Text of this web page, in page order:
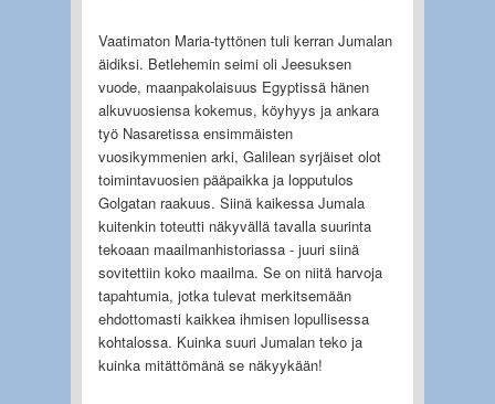
Vaatimaton Maria-tyttönen tuli kerran Jumalan
äidiksi. Betlehemin seimi oli Jeesuksen
vuode, maanpakolaisuus Egyptissä hänen
alkuvuosiensa kokemus, köyhyys ja ankara
työ Nasaretissa ensimmäisten
vuosikymmenien arki, Galilean syrjäiset olot
toimintavuosien pääpaikka ja lopputulos
Golgatan raakuus. Siinä kaikessa Jumala
kuitenkin toteutti näkyvällä tavalla suurinta
tekoaan maailmanhistoriassa - juuri siinä
sovitettiin koko maailma. Se on niitä harvoja
tapahtumia, jotka tulevat merkitsemään
ehdottomasti kaikkea ihmisen lopullisessa
kohtalossa. Kuinka suuri Jumalan teko ja
kuinka mitättömänä se näkyykään!